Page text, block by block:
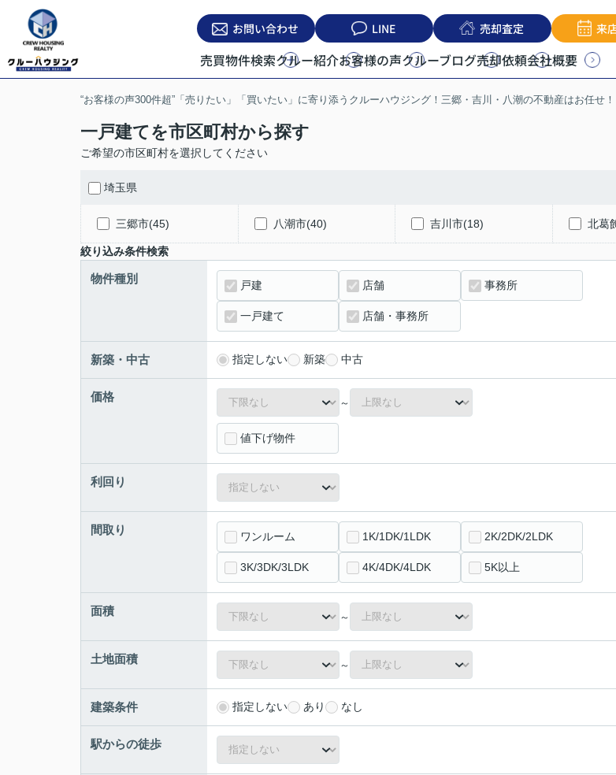
お問い合わせ LINE 売却査定 来
売買物件検索クルー紹介お客様の声クルーブログ売却依頼会社概要
“お客様の声300件超”「売りたい」「買いたい」に寄り添うクルーハウジング！三郷・吉川・八潮の不動産はお任せ！
一戸建てを市区町村から探す
ご希望の市区町村を選択してください
埼玉県
三郷市(45) 八潮市(40) 吉川市(18) 北葛
絞り込み条件検索
物件種別 戸建 店舗 事務所
一戸建て 店舗・事務所
新築・中古 指定しない 新築 中古
価格 ～
値下げ物件
利回り
間取り ワンルーム 1K/1DK/1LDK 2K/2DK/2LDK
3K/3DK/3LDK 4K/4DK/4LDK 5K以上
面積 ～
土地面積 ～
建築条件 指定しない あり なし
駅からの徒歩